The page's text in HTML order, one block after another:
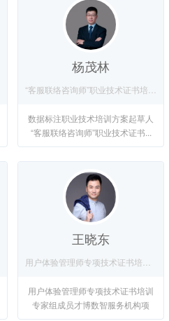
杨茂林
数据标注职业技术培训方案起草人
“客服联络咨询师”职业技术证书...
王晓东
用户体验管理师专项技术证书培训
专家组成员才博数智服务机构项
目...